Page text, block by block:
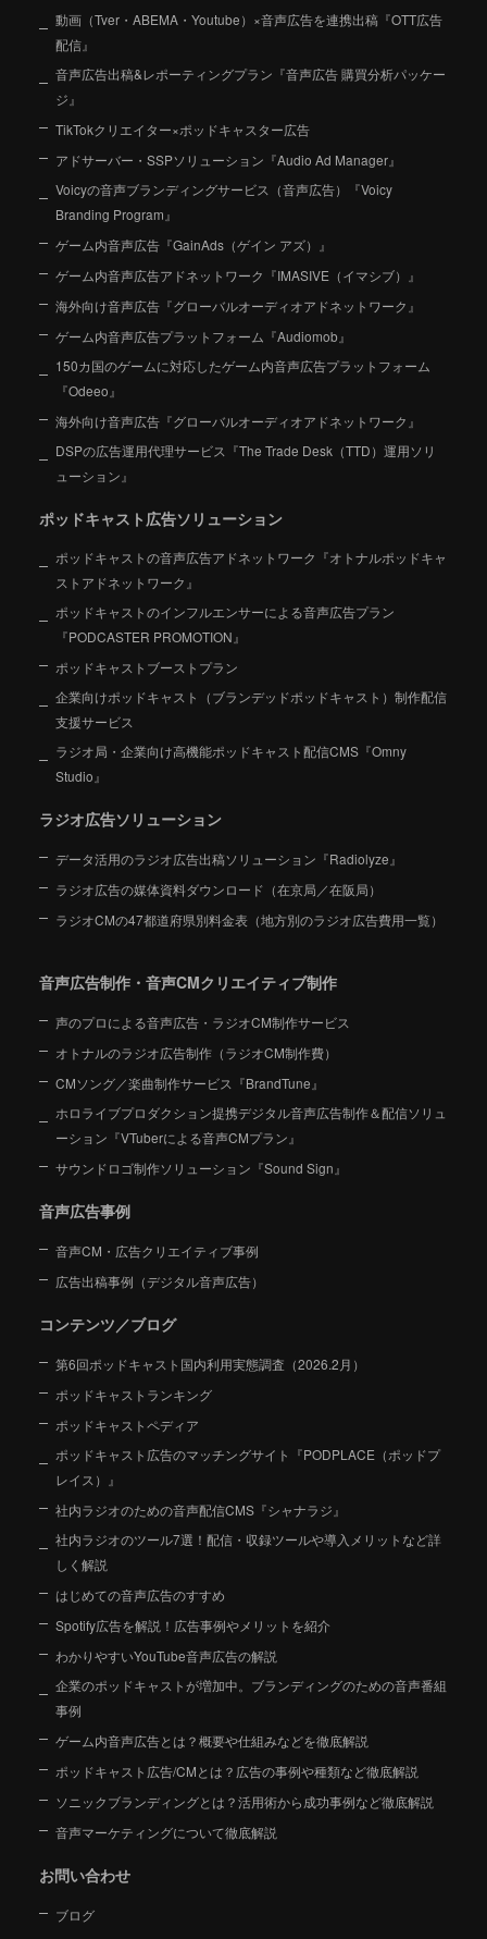
動画（Tver・ABEMA・Youtube）×音声広告を連携出稿『OTT広告
配信』
音声広告出稿&レポーティングプラン『音声広告 購買分析パッケー
ジ』
TikTokクリエイター×ポッドキャスター広告
アドサーバー・SSPソリューション『Audio Ad Manager』
Voicyの音声ブランディングサービス（音声広告）『Voicy
Branding Program』
ゲーム内音声広告『GainAds（ゲイン アズ）』
ゲーム内音声広告アドネットワーク『IMASIVE（イマシブ）』
海外向け音声広告『グローバルオーディオアドネットワーク』
ゲーム内音声広告プラットフォーム『Audiomob』
150カ国のゲームに対応したゲーム内音声広告プラットフォーム
『Odeeo』
海外向け音声広告『グローバルオーディオアドネットワーク』
DSPの広告運用代理サービス『The Trade Desk（TTD）運用ソリ
ューション』
ポッドキャスト広告ソリューション
ポッドキャストの音声広告アドネットワーク『オトナルポッドキャ
ストアドネットワーク』
ポッドキャストのインフルエンサーによる音声広告プラン
『PODCASTER PROMOTION』
ポッドキャストブーストプラン
企業向けポッドキャスト（ブランデッドポッドキャスト）制作配信
支援サービス
ラジオ局・企業向け高機能ポッドキャスト配信CMS『Omny
Studio』
ラジオ広告ソリューション
データ活用のラジオ広告出稿ソリューション『Radiolyze』
ラジオ広告の媒体資料ダウンロード（在京局／在阪局）
ラジオCMの47都道府県別料金表（地方別のラジオ広告費用一覧）
音声広告制作・音声CMクリエイティブ制作
声のプロによる音声広告・ラジオCM制作サービス
オトナルのラジオ広告制作（ラジオCM制作費）
CMソング／楽曲制作サービス『BrandTune』
ホロライブプロダクション提携デジタル音声広告制作＆配信ソリュ
ーション 『VTuberによる音声CMプラン』
サウンドロゴ制作ソリューション『Sound Sign』
音声広告事例
音声CM・広告クリエイティブ事例
広告出稿事例（デジタル音声広告）
コンテンツ／ブログ
第6回ポッドキャスト国内利用実態調査（2026.2月）
ポッドキャストランキング
ポッドキャストペディア
ポッドキャスト広告のマッチングサイト『PODPLACE（ポッドプ
レイス）』
社内ラジオのための音声配信CMS『シャナラジ』
社内ラジオのツール7選！配信・収録ツールや導入メリットなど詳
しく解説
はじめての音声広告のすすめ
Spotify広告を解説！広告事例やメリットを紹介
わかりやすいYouTube音声広告の解説
企業のポッドキャストが増加中。ブランディングのための音声番組
事例
ゲーム内音声広告とは？概要や仕組みなどを徹底解説
ポッドキャスト広告/CMとは？広告の事例や種類など徹底解説
ソニックブランディングとは？活用術から成功事例など徹底解説
音声マーケティングについて徹底解説
お問い合わせ
ブログ